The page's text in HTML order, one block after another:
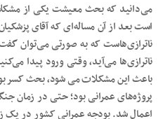
می‌دانید که بحث معیشت یکی از
است بعد از آن مساله‌ای که آقای
ناترازی‌هاست که به صورتی می‌توان
ناترازی‌ها می‌آید، وقتی ورود پیدا
باعث این مشکلات می شود، بحث کسر
پروژه‌های عمرانی بود؛ حتی در زمان